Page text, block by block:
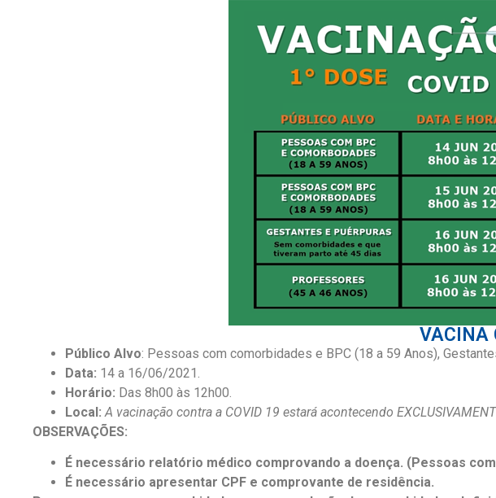
VACINA
Público Alvo: Pessoas com comorbidades e BPC (18 a 59 Anos),
Data: 14 a 16/06/2021.
Horário: Das 8h00 às 12h00.
Local: A vacinação contra a COVID 19 estará acontecendo
OBSERVAÇÕES:
É necessário relatório médico comprovando a doença. (Pessoas
É necessário apresentar CPF e comprovante de residência.